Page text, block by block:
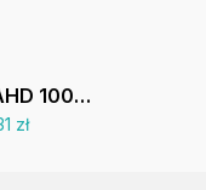
MEDILAB AHD 1000 dezynfekcja rąk i skóry 1 L
zł